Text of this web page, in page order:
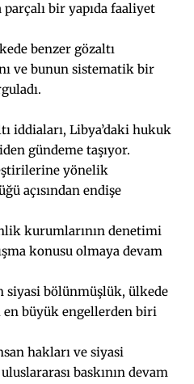
bir yapıda faaliyet
benzer gözaltı
ve bunun sistematik bir
iddiaları, Libya’daki hukuk
gündeme taşıyor.
yönelik
açısından endişe
kurumlarının denetimi
konusu olmaya devam
siyasi bölünmüşlük, ülkede
en büyük engellerden biri
hakları ve siyasi
baskının devam